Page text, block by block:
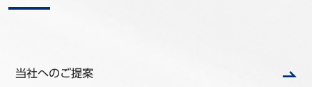
当社へのご提案